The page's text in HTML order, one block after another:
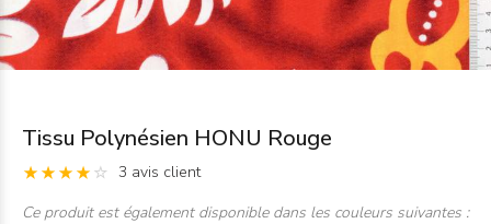
Tissu Polynésien HONU Rouge
3 avis client
Ce produit est également disponible dans les couleurs suivantes :